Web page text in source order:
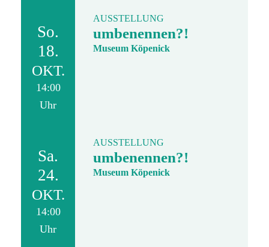
So.
18.
OKT.
14:00
Uhr
AUSSTELLUNG
umbenennen?!
Museum Köpenick
Sa.
24.
OKT.
14:00
Uhr
AUSSTELLUNG
umbenennen?!
Museum Köpenick